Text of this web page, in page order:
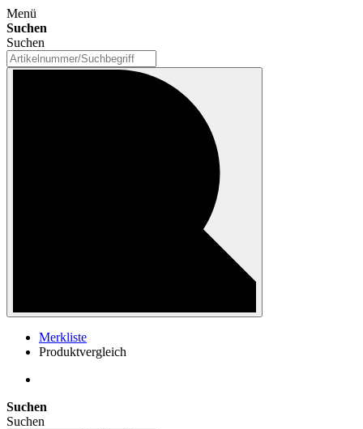
Menü
Suchen
Suchen
Merkliste
Produktvergleich
Suchen
Suchen